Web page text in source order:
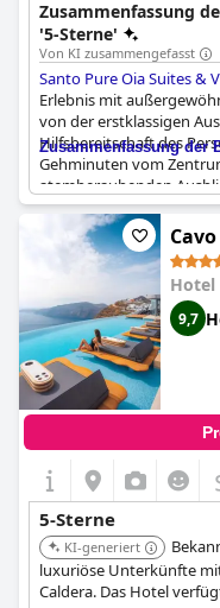
bietet einen ruhigen und
Zusammenfassung
'5-Sterne'
Von KI zusammengefasst
Santo Pure Oia Suites &
Erlebnis mit
von der erstklassigen
Hilfsbereitschaft des
Gehminuten vom
atemberaubenden
für ein 5-Sterne-Hotel
insgesamt sehr lecker.
ist dasSanto Pure Oia
phänomenales Hotel -
Besucher sind jedoch
Sterne-Erlebnis ist und
gemischter Kritiken sind
Pure Oia Suites & Villas
gut ist, wie man es nur
Zusammenfassung der
Hotel
9,7
5-Sterne
KI-generiert
luxuriöse Unterkünfte
Caldera. Das Hotel